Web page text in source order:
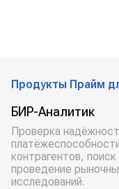
Продукты Прайм
БИР-Аналитик
Проверка
контрагентов, поиск
проведение
исследований.